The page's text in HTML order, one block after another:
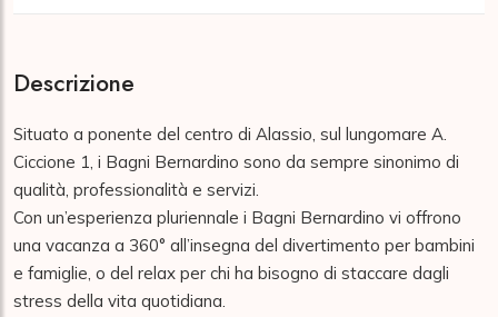
Descrizione
Situato a ponente del centro di Alassio, sul lungomare A.
Ciccione 1, i Bagni Bernardino sono da sempre sinonimo di
qualità, professionalità e servizi.
Con un’esperienza pluriennale i Bagni Bernardino vi offrono
una vacanza a 360° all’insegna del divertimento per bambini
e famiglie, o del relax per chi ha bisogno di staccare dagli
stress della vita quotidiana.